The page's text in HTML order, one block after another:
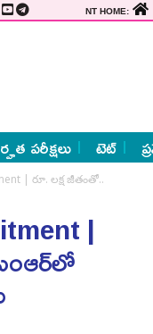
NT HOME:
పరీక్షలు టెట్
| రూ. ల‌క్ష జీతంతో..
|